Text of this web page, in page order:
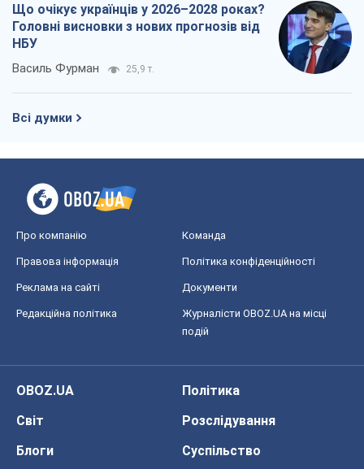
Що очікує українців у 2026–2028 роках?
Головні висновки з нових прогнозів від
НБУ
Василь Фурман 25,9 т.
Всі думки
Про компанію Команда
Правова інформація Політика конфіденційності
Реклама на сайті Документи
Редакційна політика
Журналісти OBOZ.UA на місці
подій
OBOZ.UA
Політика
Світ
Розслідування
Блоги
Суспільство